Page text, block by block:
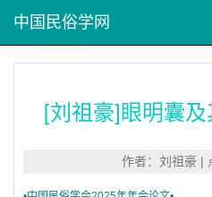
中国民俗学网
[刘祖豪]眼明囊
作者：刘祖豪 |